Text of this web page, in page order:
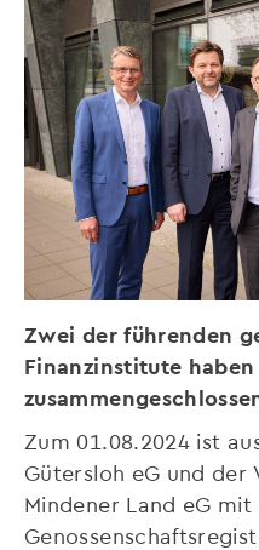
Zwei der führenden
Finanzinstitute haben
Zum 01.08.2024 ist
Gütersloh eG und der
Mindener Land eG